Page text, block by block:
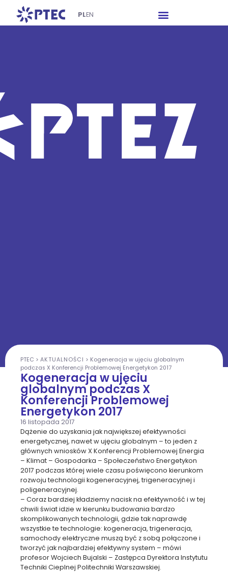
PLEN
PTEC > AKTUALNOŚCI > Kogeneracja w ujęciu globalnym
podczas X Konferencji Problemowej Energetykon 2017
Kogeneracja w ujęciu
globalnym podczas X
Konferencji Problemowej
Energetykon 2017
16 listopada 2017
Dążenie do uzyskania jak największej efektywności
energetycznej, nawet w ujęciu globalnym – to jeden z
głównych wniosków X Konferencji Problemowej Energia
– Klimat – Gospodarka – Społeczeństwo Energetykon
2017 podczas której wiele czasu poświęcono kierunkom
rozwoju technologii kogeneracyjnej, trigeneracyjnej i
poligeneracyjnej.
– Coraz bardziej kładziemy nacisk na efektywność i w tej
chwili świat idzie w kierunku budowania bardzo
skomplikowanych technologii, gdzie tak naprawdę
wszystkie te technologie: kogeneracja, trigeneracja,
samochody elektryczne muszą być z sobą połączone i
tworzyć jak najbardziej efektywny system – mówi
profesor Wojciech Bujalski – Zastępca Dyrektora Instytutu
Techniki Cieplnej Politechniki Warszawskiej.